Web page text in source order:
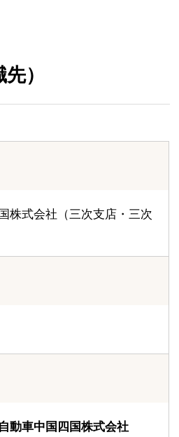
）
株式会社（三次支店・三次
動車中国四国株式会社